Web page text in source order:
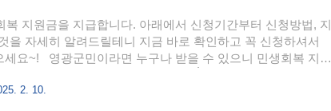
복 지원금을 지급합니다. 아래에서 신청기간부터 신청방법, 지
을 자세히 알려드릴테니 지금 바로 확인하고 꼭 신청하셔서
세요~! 영광군민이라면 누구나 받을 수 있으니 민생회복 지원
군민이라면 모두 받을 수 있는 민생회복 지원금 100만원 신청
2. 10.